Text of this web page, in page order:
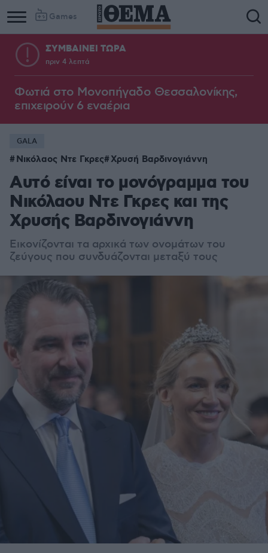
Games
ΣΥΜΒΑΙΝΕΙ ΤΩΡΑ
πριν 4 λεπτά
Φωτιά στο Μονοπήγαδο Θεσσαλονίκης,
επιχειρούν 6 εναέρια
GALA
Νικόλαος Ντε Γκρες Χρυσή Βαρδινογιάννη
Αυτό είναι το μονόγραμμα του
Νικόλαου Ντε Γκρες και της
Χρυσής Βαρδινογιάννη
Εικονίζονται τα αρχικά των ονομάτων του
ζεύγους που συνδυάζονται μεταξύ τους